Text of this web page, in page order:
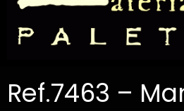
Ref.7463 –